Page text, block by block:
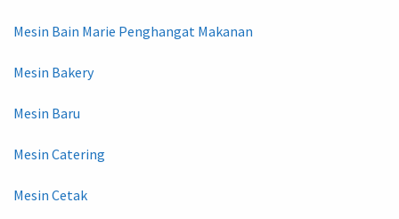
Mesin Bain Marie Penghangat Makanan
Mesin Bakery
Mesin Baru
Mesin Catering
Mesin Cetak